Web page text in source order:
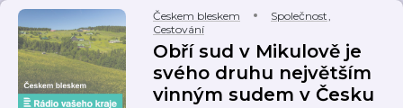
Českem bleskem Společnost,
Cestování
Obří sud v Mikulově je
svého druhu největším
vinným sudem v Česku